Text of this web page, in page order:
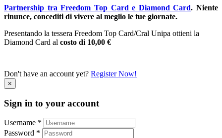
Partnership tra Freedom Top Card e Diamond Card. Niente
rinunce, concediti di vivere al meglio le tue giornate.
Presentando la tessera Freedom Top Card/Cral Unipa ottieni la
Diamond Card al costo di 10,00 €
Don't have an account yet? Register Now!
×
Sign in to your account
Username *
Password *